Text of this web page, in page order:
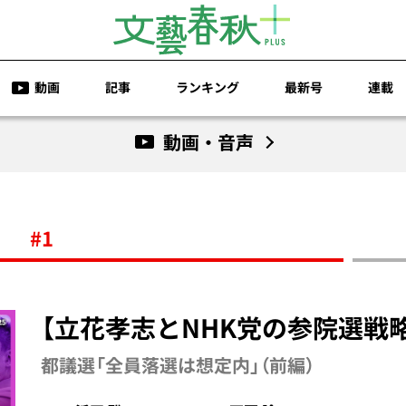
動画 記事 ランキング 最新号 連載
動画・音声
#1
【立花孝志とNHK党の参院選戦
都議選「全員落選は想定内」（前編）